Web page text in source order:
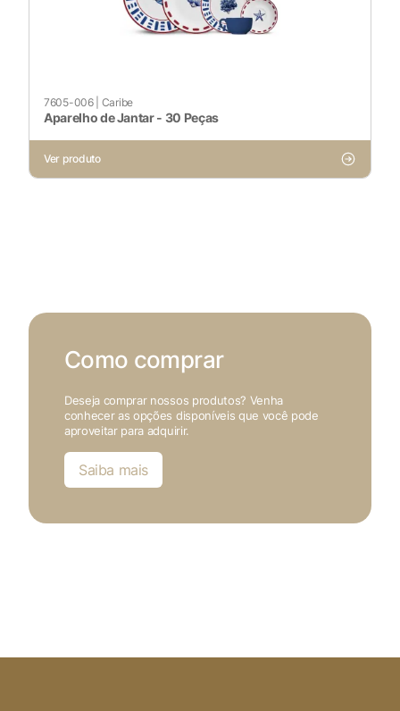
7605-006| Caribe
Aparelho de Jantar - 30 Peças
Ver produto
Como comprar
Deseja comprar nossos produtos? Venha
conhecer as opções disponíveis que você pode
aproveitar para adquirir.
Saiba mais